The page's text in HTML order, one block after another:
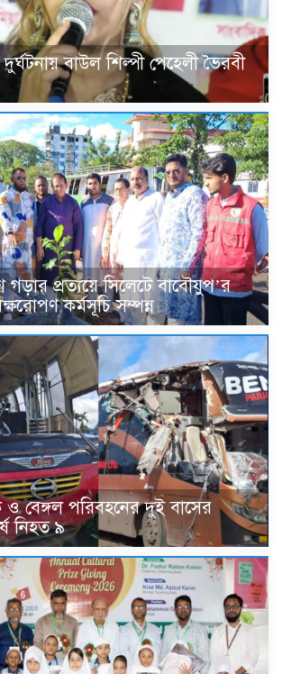
বাউল শিল্পী পেহেলী ভৈরবী
গড়ার প্রত্যয়ে সিলেটে বাবৌযুপ’র
কর্মসূচি সম্পন্ন
ও বেঙ্গল পরিবহনের দুই বাসের
নিহত ৯